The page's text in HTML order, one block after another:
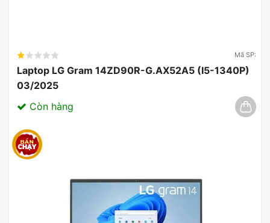
Mã SP:
Laptop LG Gram 14ZD90R-G.AX52A5 (I5-1340P)
03/2025
Còn hàng